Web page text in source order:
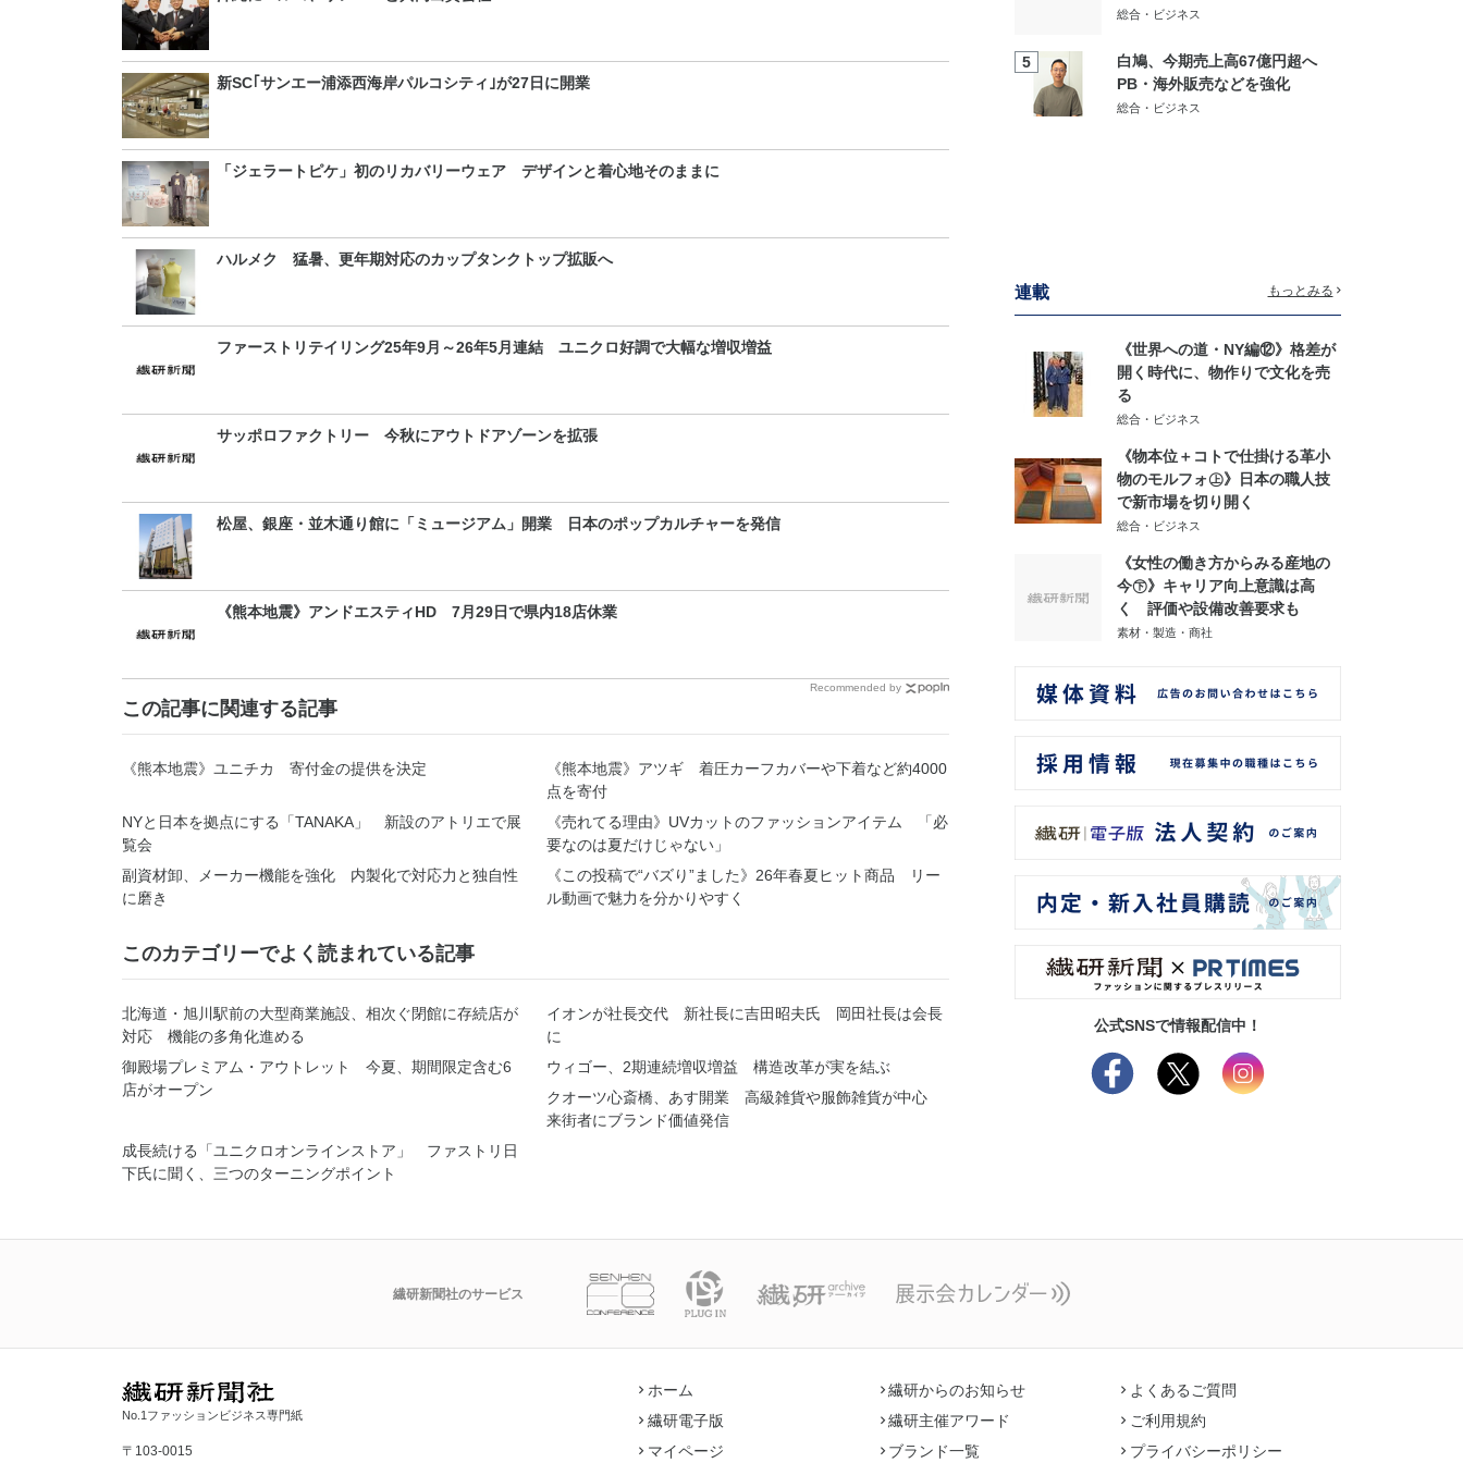
新SC｢サンエー浦添西海岸パルコシティ｣が27日に開業
「ジェラートピケ」初のリカバリーウェア デザインと着心地そのままに
ハルメク 猛暑、更年期対応のカップタンクトップ拡販へ
ファーストリテイリング25年9月～26年5月連結 ユニクロ好調で大幅な増収増益
サッポロファクトリー 今秋にアウトドアゾーンを拡張
松屋、銀座・並木通り館に「ミュージアム」開業 日本のポップカルチャーを発信
《熊本地震》アンドエスティHD 7月29日で県内18店休業
Recommended by
この記事に関連する記事
《熊本地震》ユニチカ 寄付金の提供を決定
《熊本地震》アツギ 着圧カーフカバーや下着など約4000
点を寄付
NYと日本を拠点にする「TANAKA」 新設のアトリエで展
覧会
《売れてる理由》UVカットのファッションアイテム 「必
要なのは夏だけじゃない」
副資材卸、メーカー機能を強化 内製化で対応力と独自性
に磨き
《この投稿で“バズり”ました》26年春夏ヒット商品 リー
ル動画で魅力を分かりやすく
このカテゴリーでよく読まれている記事
北海道・旭川駅前の大型商業施設、相次ぐ閉館に存続店が
対応 機能の多角化進める
イオンが社長交代 新社長に吉田昭夫氏 岡田社長は会長
に
御殿場プレミアム・アウトレット 今夏、期間限定含む6
店がオープン
ウィゴー、2期連続増収増益 構造改革が実を結ぶ
クオーツ心斎橋、あす開業 高級雑貨や服飾雑貨が中心
来街者にブランド価値発信
成長続ける「ユニクロオンラインストア」 ファストリ日
下氏に聞く、三つのターニングポイント
総合・ビジネス
5
白鳩、今期売上高67億円超へ
PB・海外販売などを強化
総合・ビジネス
連載 もっとみる
《世界への道・NY編⑫》格差が
開く時代に、物作りで文化を売
る
総合・ビジネス
《物本位＋コトで仕掛ける革小
物のモルフォ㊤》日本の職人技
で新市場を切り開く
総合・ビジネス
《女性の働き方からみる産地の
今㊦》キャリア向上意識は高
く 評価や設備改善要求も
素材・製造・商社
公式SNSで情報配信中！
繊研新聞社のサービス
No.1ファッションビジネス専門紙
〒103-0015
ホーム
繊研電子版
マイページ
繊研からのお知らせ
繊研主催アワード
ブランド一覧
よくあるご質問
ご利用規約
プライバシーポリシー